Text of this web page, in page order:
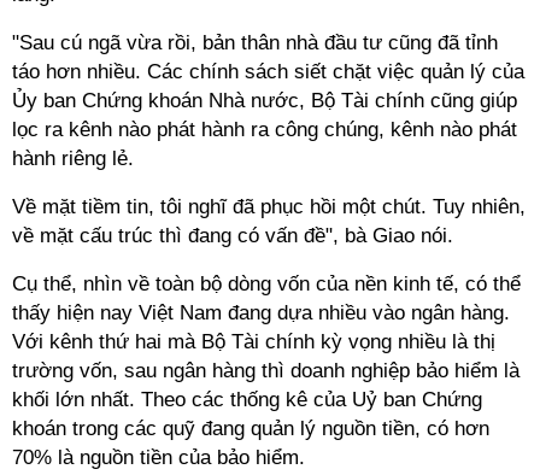
"Sau cú ngã vừa rồi, bản thân nhà đầu tư cũng đã tỉnh
táo hơn nhiều. Các chính sách siết chặt việc quản lý của
Ủy ban Chứng khoán Nhà nước, Bộ Tài chính cũng giúp
lọc ra kênh nào phát hành ra công chúng, kênh nào phát
hành riêng lẻ.
Về mặt tiềm tin, tôi nghĩ đã phục hồi một chút. Tuy nhiên,
về mặt cấu trúc thì đang có vấn đề", bà Giao nói.
Cụ thể, nhìn về toàn bộ dòng vốn của nền kinh tế, có thể
thấy hiện nay Việt Nam đang dựa nhiều vào ngân hàng.
Với kênh thứ hai mà Bộ Tài chính kỳ vọng nhiều là thị
trường vốn, sau ngân hàng thì doanh nghiệp bảo hiểm là
khối lớn nhất. Theo các thống kê của Uỷ ban Chứng
khoán trong các quỹ đang quản lý nguồn tiền, có hơn
70% là nguồn tiền của bảo hiểm.